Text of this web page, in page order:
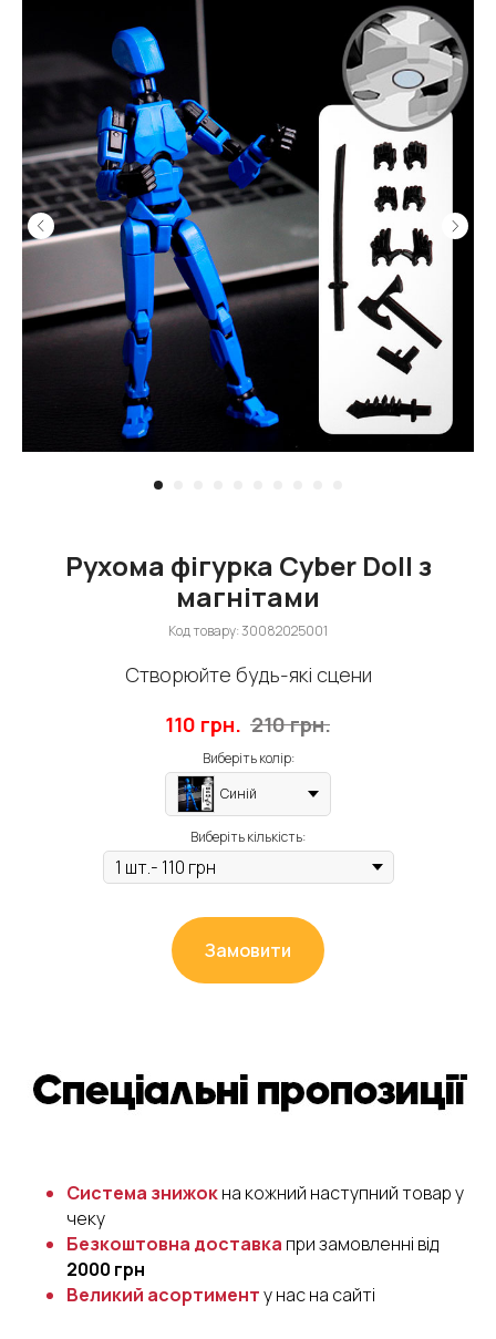
Рухома фігурка Cyber Doll з
магнітами
Код товару:30082025001
Створюйте будь-які сцени
110 грн. 210грн.
Виберіть колір:
Синій
Виберіть кiлькiсть:
Замовити
Система знижокна кожний наступний товар у
чеку
Безкоштовна доставка при замовленні від
2000 грн
Великий асортименту нас на сайті